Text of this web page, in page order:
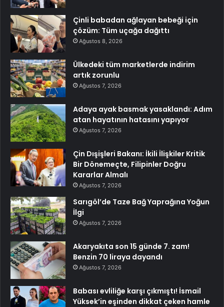
Çinli babadan ağlayan bebeği için
çözüm: Tüm uçağa dağıttı
Ağustos 8, 2026
Ülkedeki tüm marketlerde indirim
artık zorunlu
Ağustos 7, 2026
Adaya ayak basmak yasaklandı: Adım
atan hayatının hatasını yapıyor
Ağustos 7, 2026
Çin Dışişleri Bakanı: İkili İlişkiler Kritik
Bir Dönemeçte, Filipinler Doğru
Kararlar Almalı
Ağustos 7, 2026
Sarıgöl’de Taze Bağ Yaprağına Yoğun
İlgi
Ağustos 7, 2026
Akaryakıta son 15 günde 7. zam!
Benzin 70 liraya dayandı
Ağustos 7, 2026
Babası evliliğe karşı çıkmıştı! İsmail
Yüksek’in eşinden dikkat çeken hamle